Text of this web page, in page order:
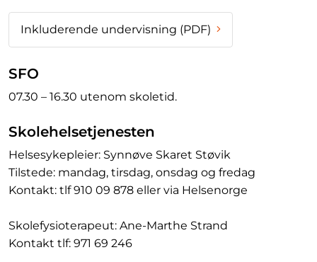
Inkluderende undervisning (PDF)
SFO
07.30 – 16.30 utenom skoletid.
Skolehelsetjenesten
Helsesykepleier: Synnøve Skaret Støvik
Tilstede: mandag, tirsdag, onsdag og fredag
Kontakt: tlf 910 09 878 eller via Helsenorge
Skolefysioterapeut: Ane-Marthe Strand
Kontakt tlf: 971 69 246